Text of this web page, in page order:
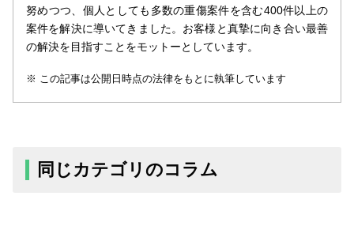
努めつつ、個人としても多数の重傷案件を含む400件以上の
案件を解決に導いてきました。お客様と真摯に向き合い最善
の解決を目指すことをモットーとしています。
この記事は公開日時点の法律をもとに執筆しています
同じカテゴリのコラム